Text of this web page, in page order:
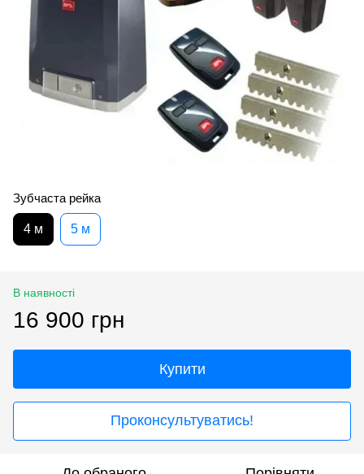
Зубчаста рейка
4 м 5 м
В наявності
16 900 грн
Купити
Проконсультуватись!